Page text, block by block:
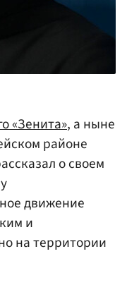
«Зенита», а ныне
районе
о своем
движение
и
на территории